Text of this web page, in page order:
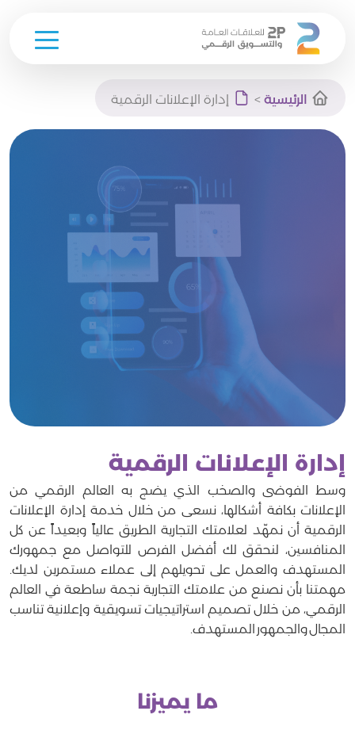
الرئيسية > إدارة الإعلانات الرقمية
إدارة الإعلانات الرقمية
وسط الفوضى والصخب الذي يضج به العالم الرقمي من
الإعلانات بكافة أشكالها، نسعى من خلال خدمة إدارة الإعلانات
الرقمية أن نمهّد لعلامتك التجارية الطريق عالياً وبعيداً عن كل
المنافسين، لنحقق لك أفضل الفرص للتواصل مع جمهورك
المستهدف والعمل على تحويلهم إلى عملاء مستمرين لديك.
مهمتنا بأن نصنع من علامتك التجارية نجمة ساطعة في العالم
الرقمي، من خلال تصميم استراتيجيات تسويقية وإعلانية تناسب
المجال والجمهور المستهدف.
ما يميزنا